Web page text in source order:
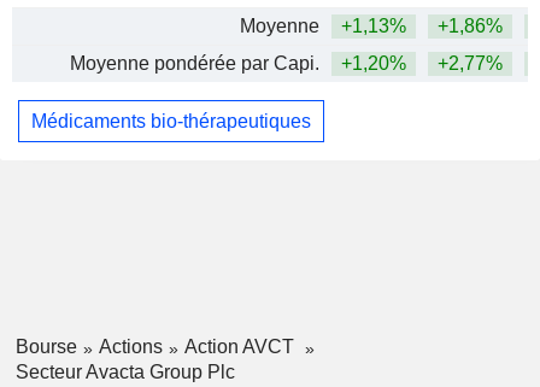
Moyenne
+1,13% +1,86%
Moyenne pondérée par Capi.
+1,20% +2,77%
Médicaments bio-thérapeutiques
Bourse Actions
Action AVCT
Secteur Avacta Group Plc